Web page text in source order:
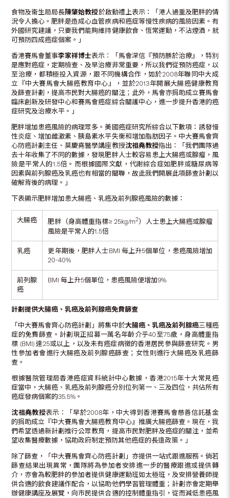
食物及衞生局局長陳肇始教授於啟動禮上表示：「港人過重及肥胖的情
況令人擔心。肥胖是造成心血管疾病和癌症等慢性疾病的風險因素。有
外國研究建議，只要我們能夠維持健康飲食、恆常運動，不沾煙酒，就
可預防四成癌症個案。」
香港賽馬會董事李家祥博士表示︰「馬會深信『預防勝於治療』，特別
是應對癌症，定期檢查、及早治療非常重要，所以我們從預防癌症，以
至治療，都積極投入資源，跟不同機構合作，如於2008年聯同中大成
立『中大賽馬會大腸癌教育中心』，並於2013年開展大腸癌健康教育
及篩查計劃，提高市民對大腸癌的關注；此外，馬會亦捐助成立賽馬會
臨床創新及研發中心和賽馬會癌症綜合關護中心，進一步提升香港的癌
症研究及治療水平。」
肥胖增加患癌風險的病理眾多。美國癌症研究所綜合以下數項：誘發慢
性炎症、增加雌激素、胰島素水平失衡和增加脂肪因子。中大賽馬會齊
心防癌計劃主任、莫慶堯醫學講座教授沈祖堯教授指出︰「我們團隊過
去十年收集了不同的數據，發現肥胖人士較容易患上大腸癌或腺瘤，風
險是平常人的1.5倍。而根據國際文獻，代謝綜合症如肥胖或糖尿病等
因素與前列腺癌及乳癌也有相當的關聯，故此我們開展此項篩查計劃以
破解背後的病理。」
下表顯示肥胖增加患大腸癌、乳癌及前列腺癌風險的數據：
大腸癌 肥胖（身高體重指標≥ 25kg/m2）人士患上大腸癌或腺瘤
風險是平常人的1.5倍
乳癌
更年期後，肥胖人士BMI 每上升5個單位，患癌風險增加
20-40%
前列腺
癌
BMI 每上升5個單位，患癌風險便增加9%
計劃提供大腸癌、乳癌及前列腺癌免費篩查
「中大賽馬會齊心防癌計劃」將集中於大腸癌、乳癌及前列腺癌三種癌
症的免費篩查。計劃現正招募一萬名年齡介乎40至75歲 ，身高體重指
標 (BMI) 達25或以上，以及未有癌症病徵的香港居民參與篩查研究 。男
性參加者會進行大腸癌及前列腺癌篩查；女性則進行大腸癌及乳癌篩
查。
根據醫院管理局香港癌症資料統計中心數據，香港2015年十大常見癌
症當中，大腸癌、乳癌及前列腺癌分別位列第一、三及四位，共佔所有
癌症發病個案的35.5%。
沈祖堯教授表示︰「早於2008年，中大得到香港賽馬會慈善信託基金
的捐助成立『中大賽馬會大腸癌教育中心』推廣大腸癌篩查。現在，我
們希望透過新計劃推行公眾教育，提高市民對肥胖及癌症的關注，並希
望收集醫療數據，協助政府制定預防其他癌症的長遠政策。」
除了篩查，「中大賽馬會齊心防癌計劃」亦提供一站式跟進服務。倘若
篩查結果出現異常，團隊將為參加者安排進一步的醫療跟進或提供轉
介，亦會為較肥胖的參加者提供健康運動班如太極班，及安排營養師提
供合適的飲食建議作配合，以協助他們學習管理體重；計劃亦會定期舉
辦健康講座及展覽，向市民提供合適的控制體重指引，從而減低患癌風